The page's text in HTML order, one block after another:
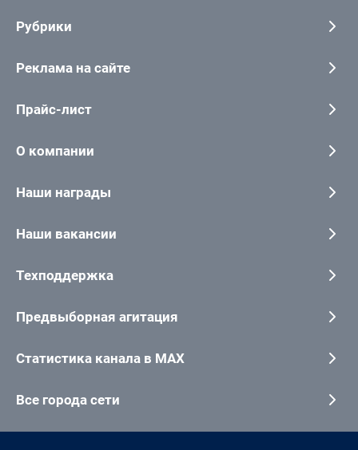
Рубрики
Реклама на сайте
Прайс-лист
О компании
Наши награды
Наши вакансии
Техподдержка
Предвыборная агитация
Статистика канала в MAX
Все города сети